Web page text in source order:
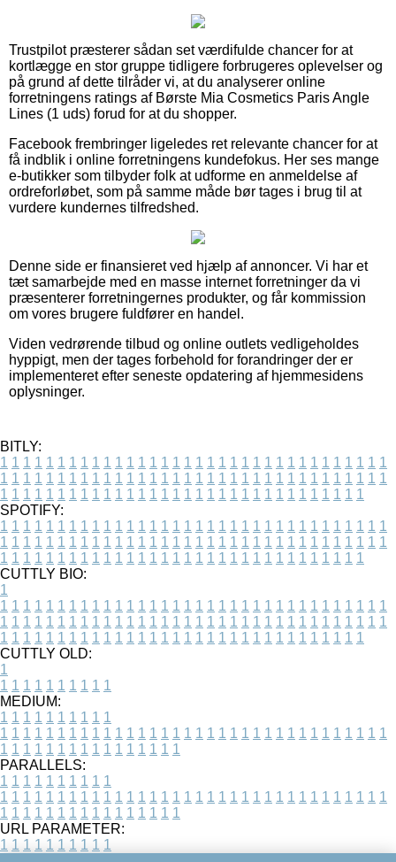
Trustpilot præsterer sådan set værdifulde chancer for at
kortlægge en stor gruppe tidligere forbrugeres oplevelser og
på grund af dette tilråder vi, at du analyserer online
forretningens ratings af Børste Mia Cosmetics Paris Angle
Lines (1 uds) forud for at du shopper.
Facebook frembringer ligeledes ret relevante chancer for at
få indblik i online forretningens kundefokus. Her ses mange
e-butikker som tilbyder folk at udforme en anmeldelse af
ordreforløbet, som på samme måde bør tages i brug til at
vurdere kundernes tilfredshed.
Denne side er finansieret ved hjælp af annoncer. Vi har et
tæt samarbejde med en masse internet forretninger da vi
præsenterer forretningernes produkter, og får kommission
om vores brugere fuldfører en handel.
Viden vedrørende tilbud og online outlets vedligeholdes
hyppigt, men der tages forbehold for forandringer der er
implementeret efter seneste opdatering af hjemmesidens
oplysninger.
BITLY:
1 1 1 1 1 1 1 1 1 1 1 1 1 1 1 1 1 1 1 1 1 1 1 1 1 1 1 1 1 1 1 1 1 1
1 1 1 1 1 1 1 1 1 1 1 1 1 1 1 1 1 1 1 1 1 1 1 1 1 1 1 1 1 1 1 1 1 1
1 1 1 1 1 1 1 1 1 1 1 1 1 1 1 1 1 1 1 1 1 1 1 1 1 1 1 1 1 1 1 1
SPOTIFY:
1 1 1 1 1 1 1 1 1 1 1 1 1 1 1 1 1 1 1 1 1 1 1 1 1 1 1 1 1 1 1 1 1 1
1 1 1 1 1 1 1 1 1 1 1 1 1 1 1 1 1 1 1 1 1 1 1 1 1 1 1 1 1 1 1 1 1 1
1 1 1 1 1 1 1 1 1 1 1 1 1 1 1 1 1 1 1 1 1 1 1 1 1 1 1 1 1 1 1 1
CUTTLY BIO:
1
1 1 1 1 1 1 1 1 1 1 1 1 1 1 1 1 1 1 1 1 1 1 1 1 1 1 1 1 1 1 1 1 1 1
1 1 1 1 1 1 1 1 1 1 1 1 1 1 1 1 1 1 1 1 1 1 1 1 1 1 1 1 1 1 1 1 1 1
1 1 1 1 1 1 1 1 1 1 1 1 1 1 1 1 1 1 1 1 1 1 1 1 1 1 1 1 1 1 1 1
CUTTLY OLD:
1
1 1 1 1 1 1 1 1 1 1
MEDIUM:
1 1 1 1 1 1 1 1 1 1
1 1 1 1 1 1 1 1 1 1 1 1 1 1 1 1 1 1 1 1 1 1 1 1 1 1 1 1 1 1 1 1 1 1
1 1 1 1 1 1 1 1 1 1 1 1 1 1 1 1
PARALLELS:
1 1 1 1 1 1 1 1 1 1
1 1 1 1 1 1 1 1 1 1 1 1 1 1 1 1 1 1 1 1 1 1 1 1 1 1 1 1 1 1 1 1 1 1
1 1 1 1 1 1 1 1 1 1 1 1 1 1 1 1
URL PARAMETER:
1 1 1 1 1 1 1 1 1 1